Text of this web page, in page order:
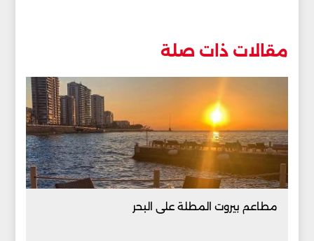
مقالات ذات صلة
مطاعم بيروت المطلة على البحر